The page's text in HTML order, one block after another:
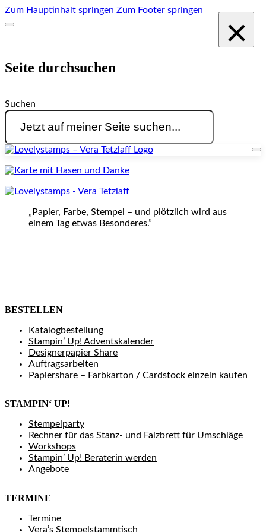
Zum Hauptinhalt springen Zum Footer springen
Seite durchsuchen
Suchen
×
„Papier, Farbe, Stempel – und plötzlich wird aus
einem Tag etwas Besonderes.”
BESTELLEN
Katalogbestellung
Stampin’ Up! Adventskalender
Designerpapier Share
Auftragsarbeiten
Papiershare – Farbkarton / Cardstock einzeln kaufen
STAMPIN‘ UP!
Stempelparty
Rechner für das Stanz- und Falzbrett für Umschläge
Workshops
Stampin’ Up! Beraterin werden
Angebote
TERMINE
Termine
Vera’s Stempelstammtisch